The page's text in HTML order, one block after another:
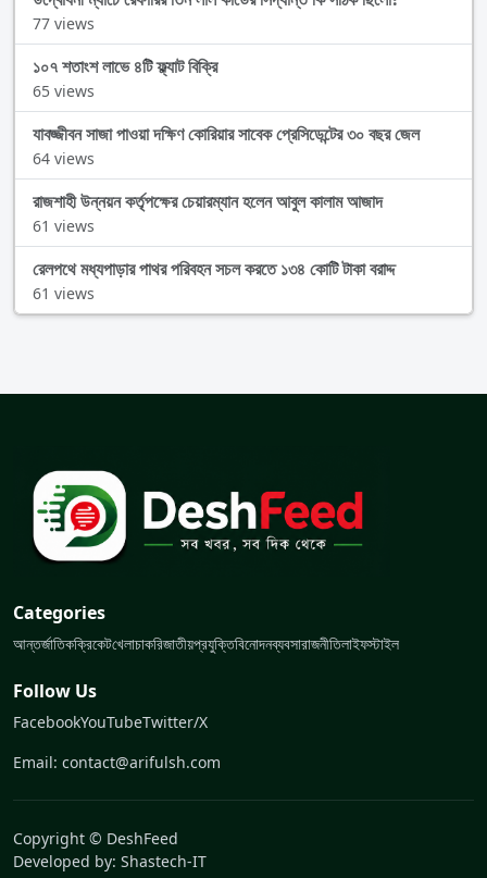
77 views
১০৭ শতাংশ লাভে ৪টি ফ্ল্যাট বিক্রি
65 views
যাবজ্জীবন সাজা পাওয়া দক্ষিণ কোরিয়ার সাবেক প্রেসিডেন্টের ৩০ বছর জেল
64 views
রাজশাহী উন্নয়ন কর্তৃপক্ষের চেয়ারম্যান হলেন আবুল কালাম আজাদ
61 views
রেলপথে মধ্যপাড়ার পাথর পরিবহন সচল করতে ১৩৪ কোটি টাকা বরাদ্দ
61 views
Categories
আন্তর্জাতিকক্রিকেটখেলাচাকরিজাতীয়প্রযুক্তিবিনোদনব্যবসারাজনীতিলাইফস্টাইল
Follow Us
FacebookYouTubeTwitter/X
Email: contact@arifulsh.com
Copyright © DeshFeed
Developed by: Shastech-IT